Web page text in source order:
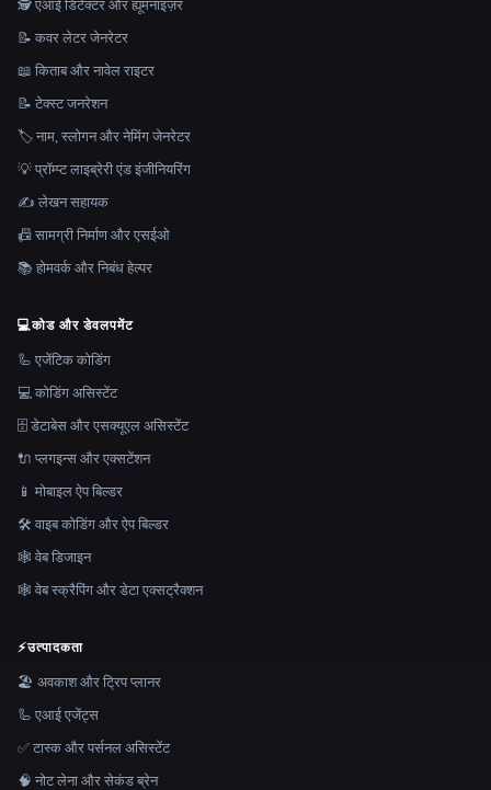
🕵️ एआई डिटेक्टर और ह्यूमनाइज़र
📝 कवर लेटर जेनरेटर
📖 किताब और नावेल राइटर
📝 टेक्स्ट जनरेशन
🏷️ नाम, स्लोगन और नेमिंग जेनरेटर
💡 प्रॉम्प्ट लाइब्रेरी एंड इंजीनियरिंग
✍️ लेखन सहायक
📠 सामग्री निर्माण और एसईओ
📚 होमवर्क और निबंध हेल्पर
💻कोड और डेवलपमेंट
🦾 एजेंटिक कोडिंग
💻 कोडिंग असिस्टेंट
🗄️ डेटाबेस और एसक्यूएल असिस्टेंट
🔌 प्लगइन्स और एक्सटेंशन
📱 मोबाइल ऐप बिल्डर
🛠️ वाइब कोडिंग और ऐप बिल्डर
🕸 वेब डिजाइन
🕸️ वेब स्क्रैपिंग और डेटा एक्सट्रैक्शन
⚡उत्पादकता
🏖 अवकाश और ट्रिप प्लानर
🦾 एआई एजेंट्स
✅ टास्क और पर्सनल असिस्टेंट
🧠 नोट लेना और सेकंड ब्रेन